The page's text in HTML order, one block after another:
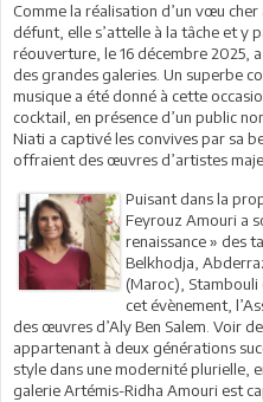
Comme la réalisation d’un vœu cher
défunt, elle s’attelle à la tâche et y
réouverture, le 16 décembre 2025,
des grandes galeries. Un superbe
musique a été donné à cette
cocktail, en présence d’un public
Niati a captivé les convives par sa
offraient des œuvres d’artistes
Puisant dans la
Feyrouz Amouri a
renaissance » des
Belkhodja,
(Maroc),
cet évènement,
des œuvres d’Aly Ben Salem. Voir
appartenant à deux générations
style dans une modernité plurielle,
galerie Artémis-Ridha Amouri est